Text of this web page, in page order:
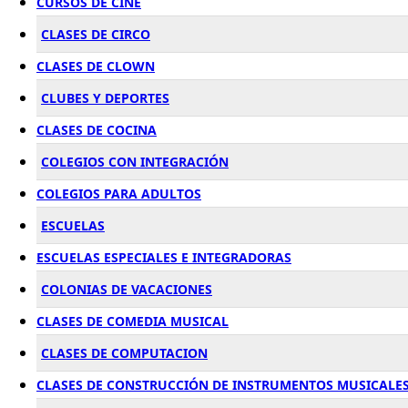
CLASES DE CIRCO
CLASES DE CLOWN
CLUBES Y DEPORTES
CLASES DE COCINA
COLEGIOS CON INTEGRACIÓN
COLEGIOS PARA ADULTOS
ESCUELAS
ESCUELAS ESPECIALES E INTEGRADORAS
COLONIAS DE VACACIONES
CLASES DE COMEDIA MUSICAL
CLASES DE COMPUTACION
CLASES DE CONSTRUCCIÓN DE INSTRUMENTOS